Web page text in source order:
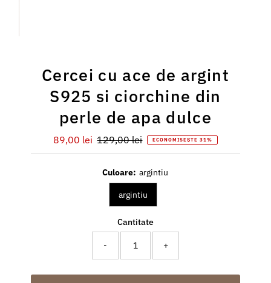
Cercei cu ace de argint
S925 si ciorchine din
perle de apa dulce
Preț
redus
89,00 lei Preț
întreg
129,00 lei ECONOMISEȘTE 31%
Culoare: argintiu
argintiu
Cantitate
- +